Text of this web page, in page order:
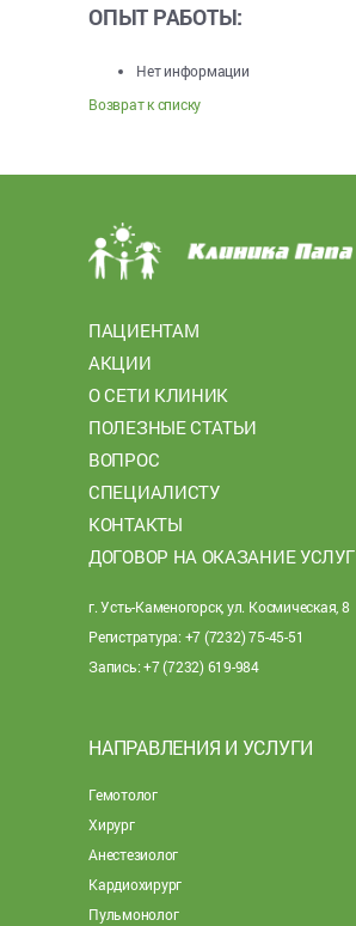
ОПЫТ РАБОТЫ:
Нет информации
Возврат к списку
ПАЦИЕНТАМ
АКЦИИ
О СЕТИ КЛИНИК
ПОЛЕЗНЫЕ СТАТЬИ
ВОПРОС
СПЕЦИАЛИСТУ
КОНТАКТЫ
ДОГОВОР НА ОКАЗАНИЕ УСЛУГ
г. Усть-Каменогорск, ул. Космическая, 8
Регистратура: +7 (7232) 75-45-51
Запись: +7 (7232) 619-984
НАПРАВЛЕНИЯ И УСЛУГИ
Гемотолог
Хирург
Анестезиолог
Кардиохирург
Пульмонолог